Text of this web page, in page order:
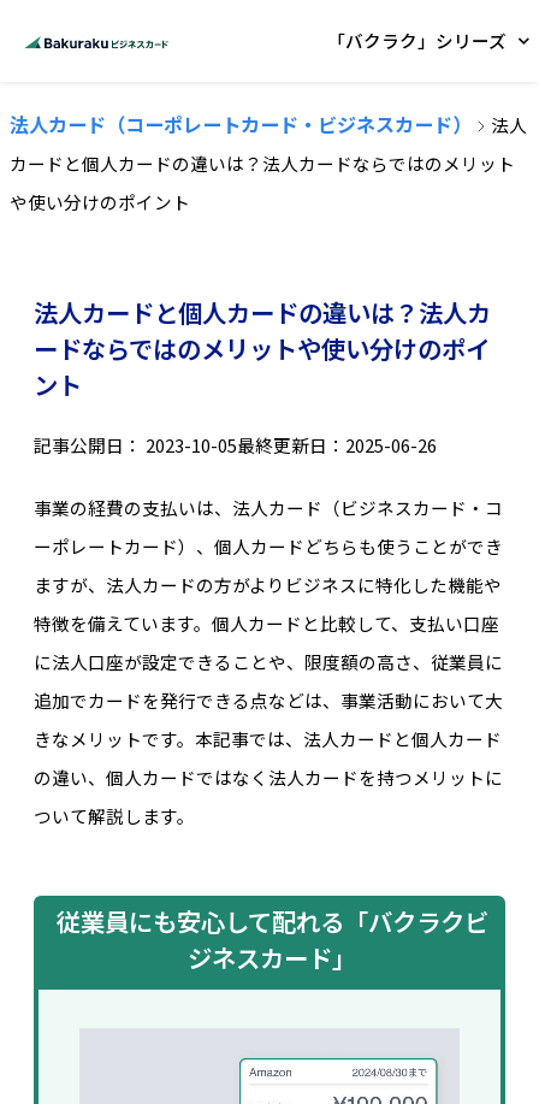
「バクラク」シリーズ
法人カード（コーポレートカード・ビジネスカード）
法人
カードと個人カードの違いは？法人カードならではのメリット
や使い分けのポイント
法人カードと個人カードの違いは？法人カ
ードならではのメリットや使い分けのポイ
ント
記事公開日： 2023-10-05最終更新日：2025-06-26
事業の経費の支払いは、法人カード（ビジネスカード・コ
ーポレートカード）、個人カードどちらも使うことができ
ますが、法人カードの方がよりビジネスに特化した機能や
特徴を備えています。個人カードと比較して、支払い口座
に法人口座が設定できることや、限度額の高さ、従業員に
追加でカードを発行できる点などは、事業活動において大
きなメリットです。本記事では、法人カードと個人カード
の違い、個人カードではなく法人カードを持つメリットに
ついて解説します。
従業員にも安心して配れる「バクラクビ
ジネスカード」